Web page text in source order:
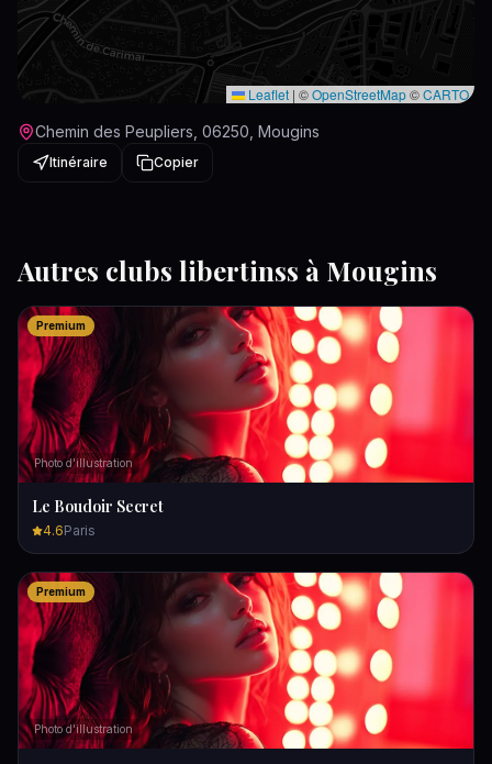
Leaflet | ©OpenStreetMap©CARTO
Chemin des Peupliers, 06250, Mougins
Itinéraire Copier
Autres clubs libertinss à Mougins
Photo d'illustration
Premium
Le Boudoir Secret
4.6Paris
Photo d'illustration
Premium